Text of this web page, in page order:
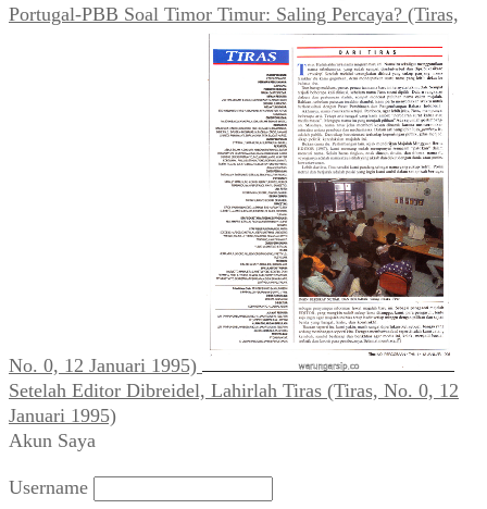
Portugal-PBB Soal Timor Timur: Saling Percaya? (Tiras,
No. 0, 12 Januari 1995)
Setelah Editor Dibreidel, Lahirlah Tiras (Tiras, No. 0, 12
Januari 1995)
Akun Saya
Username